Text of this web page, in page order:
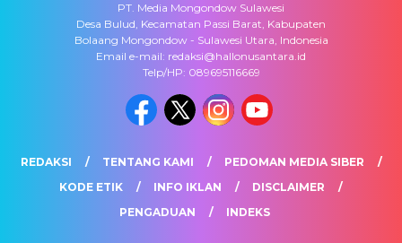
PT. Media Mongondow Sulawesi
Desa Bulud, Kecamatan Passi Barat, Kabupaten
Bolaang Mongondow - Sulawesi Utara, Indonesia
Email e-mail: redaksi@hallonusantara.id
Telp/HP: 089695116669
REDAKSI TENTANG KAMI
PEDOMAN MEDIA SIBER
KODE ETIK
INFO IKLAN
DISCLAIMER
PENGADUAN
INDEKS